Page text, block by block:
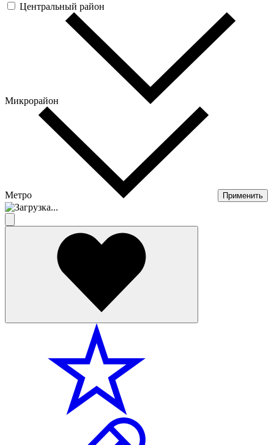
Центральный район
Микрорайон
Метро Применить